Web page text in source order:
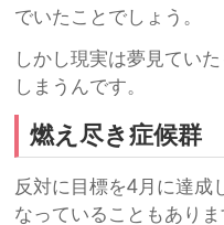
でいたことでしょう。
しかし現実は夢見てい
しまうんです。
燃え尽き症候群
反対に目標を4月に達成
なっていることもありま